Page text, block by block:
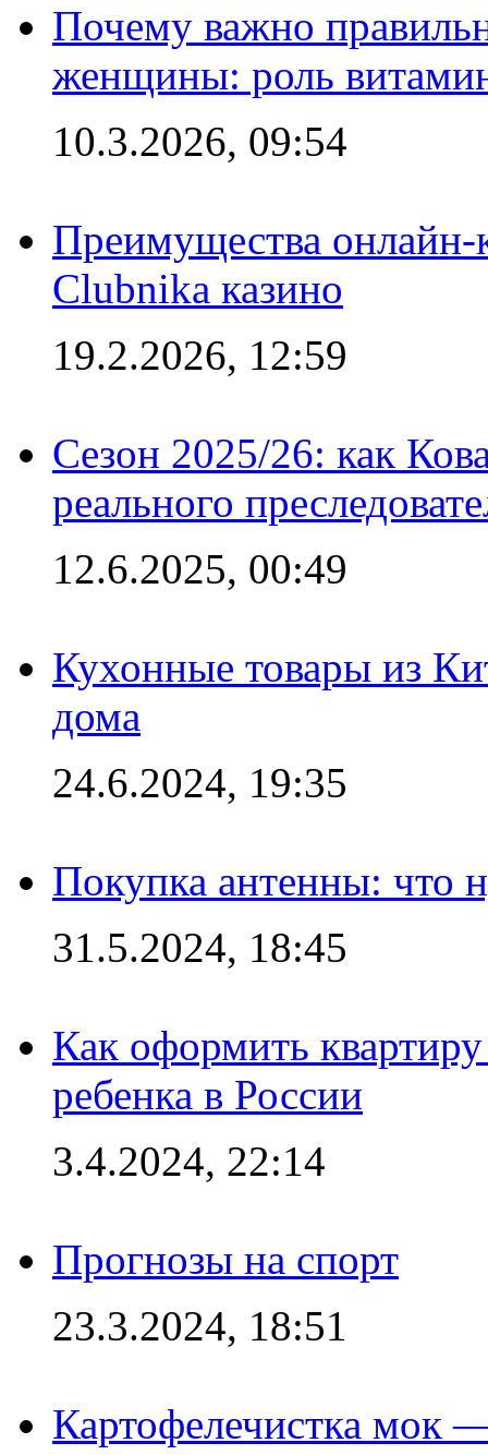
Почему важно
женщины: роль
10.3.2026, 09:54
Преимущества онлайн-
Clubnika казино
19.2.2026, 12:59
Сезон 2025/26: как
реального
12.6.2025, 00:49
Кухонные товары из
дома
24.6.2024, 19:35
Покупка антенны: что
31.5.2024, 18:45
Как оформить
ребенка в России
3.4.2024, 22:14
Прогнозы на спорт
23.3.2024, 18:51
Картофелечистка мок